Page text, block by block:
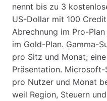
nennt bis zu 3
US-Dollar mit 100
Abrechnung im Pro-
im Gold-Plan. Gamma-
pro Sitz und Monat;
Präsentation. Microsoft-
pro Nutzer und Monat
weil Region, Steuern